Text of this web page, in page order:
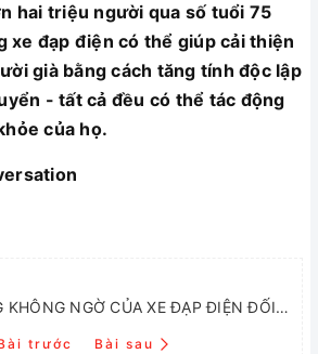
hai triệu người qua số tuổi 75
xe đạp điện có thể giúp cải thiện
già bằng cách tăng tính độc lập
- tất cả đều có thể tác động
của họ.
NHỮNG TÁC DỤNG KHÔNG NGỜ CỦA XE ĐẠP ĐIỆN ĐỐI VỚI NGƯỜI GIÀ
trước Bài sau